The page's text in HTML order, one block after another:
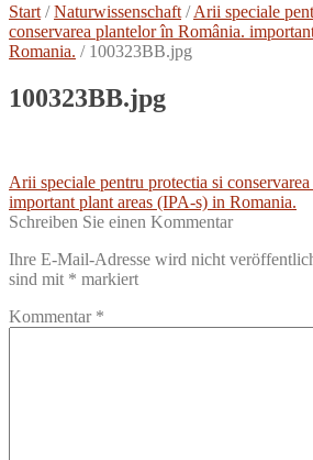
Start /Naturwissenschaft /Arii speciale
conservarea plantelor în România.
Romania. / 100323BB.jpg
100323BB.jpg
Beitragsnavigation
Vorheriger
Beitrag:
Arii speciale pentru protectia si
important plant areas (IPA-s) in Romania.
Schreiben Sie einen Kommentar
Ihre E-Mail-Adresse wird nicht
sind mit * markiert
Kommentar *